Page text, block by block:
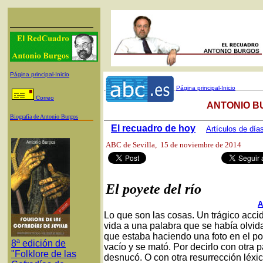
Página principal-Inicio
Correo
Biografía de Antonio Burgos
8ª edición de
"Folklore de las
Página principal-Inicio
El recuadro de hoy Artículos de
ANTONIO
ABC de Sevilla, 15 de noviembre de
El poyete del río
Lo que son las cosas. Un trágico
vida a una palabra que se había
que estaba haciendo una foto en el
vacío y se mató. Por decirlo con otra
desnucó. O con otra resurrección